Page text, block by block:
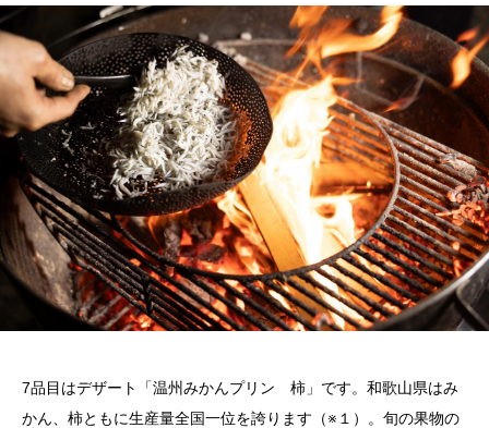
7品目はデザート「温州みかんプリン 柿」です。和歌山県はみ
かん、柿ともに生産量全国一位を誇ります（※１）。旬の果物の